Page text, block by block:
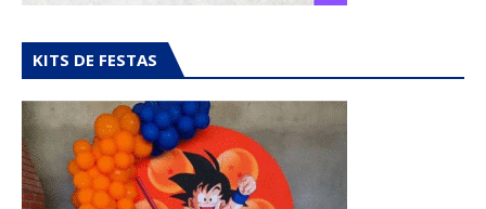
KITS DE FESTAS